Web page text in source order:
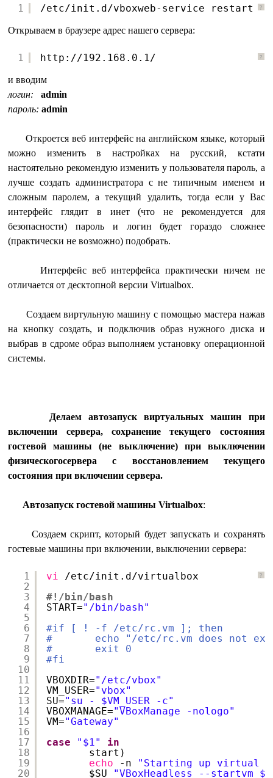
?
1 /etc/init .d /vboxweb-service restart
Открываем в браузере адрес нашего сервера:
?
1 http: //192 .168.0.1/
и вводим
логин:
admin
пароль: admin
Откроется веб интерфейс на английском языке, который
можно изменить в настройках на русский, кстати
настоятельно рекомендую изменить у пользователя пароль, а
лучше создать администратора с не типичным именем и
сложным паролем, а текущий удалить, тогда если у Вас
интерфейс глядит в инет (что не рекомендуется для
безопасности) пароль и логин будет гораздо сложнее
(практически не возможно) подобрать.
Интерфейс веб интерфейса практически ничем не
отличается от десктопной версии Virtualbox.
Создаем виртульную машину с помощью мастера нажав
на кнопку создать, и подключив образ нужного диска и
выбрав в сдроме образ выполняем установку операционной
системы.
Делаем автозапуск виртуальных машин при
включении сервера, сохранение текущего состояния
гостевой машины (не выключение) при выключении
физическогосервера с восстановлением текущего
состояния при включении сервера.
Автозапуск гостевой машины Virtualbox:
Создаем скрипт, который будет запускать и сохранять
гостевые машины при включении, выключении сервера:
?
1
2
3
4
5
6
7
8
9
10
11
12
13
14
15
16
17
18
19
20
vi /etc/init .d /virtualbox
#!/bin/bash
START="/bin/bash"
#if [ ! -f /etc/rc.vm ]; then
#       echo "/etc/rc.vm does not
#       exit 0
#fi
VBOXDIR="/etc/vbox"
VM_USER="vbox"
SU="su - $VM_USER -c"
VBOXMANAGE="VBoxManage -nologo"
VM="Gateway"
case
"$1"
in
start)
echo
-n "Starting up virtual
$SU "VBoxHeadless --startvm